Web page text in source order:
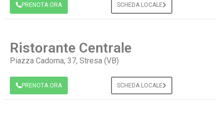
PRENOTA ORA SCHEDA LOCALE
Ristorante Centrale
Piazza Cadorna, 37, Stresa (VB)
PRENOTA ORA SCHEDA LOCALE